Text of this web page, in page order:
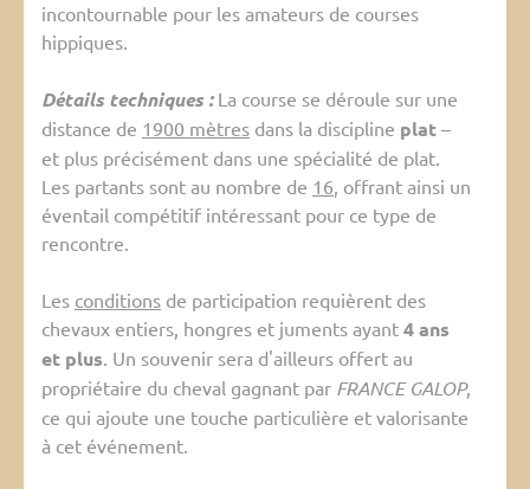
incontournable pour les amateurs de courses
hippiques.
Détails techniques :La course se déroule sur une
distance de 1900 mètres dans la discipline plat –
et plus précisément dans une spécialité de plat.
Les partants sont au nombre de 16, offrant ainsi un
éventail compétitif intéressant pour ce type de
rencontre.
Les conditions de participation requièrent des
chevaux entiers, hongres et juments ayant 4 ans
et plus. Un souvenir sera d'ailleurs offert au
propriétaire du cheval gagnant par FRANCE GALOP,
ce qui ajoute une touche particulière et valorisante
à cet événement.